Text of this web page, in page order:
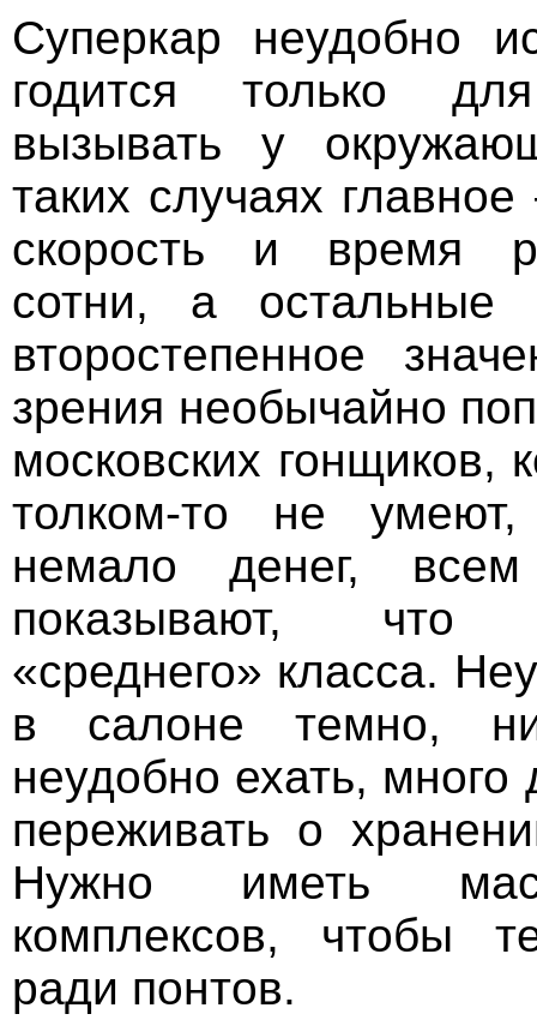
Суперкар неудобно
годится только
вызывать у
таких случаях
скорость и время
сотни, а остальные
второстепенное
зрения необычайно
московских гонщиков,
толком-то не
немало денег,
показывают,
«среднего» класса.
в салоне темно,
неудобно ехать, много
переживать о
Нужно иметь
комплексов, чтобы
ради понтов.